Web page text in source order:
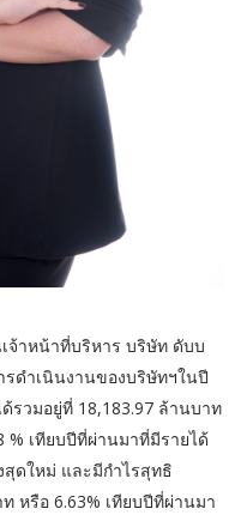
จ้าหน้าที่บริหาร บริษัท ดับบ
รดำเนินงานของบริษัทฯในปี
รวมอยู่ที่ 18,183.97 ล้านบาท
% เทียบปีที่ผ่านมาที่มีรายได้
ดใหม่ และมีกำไรสุทธิ
หรือ 6.63% เทียบปีที่ผ่านมา